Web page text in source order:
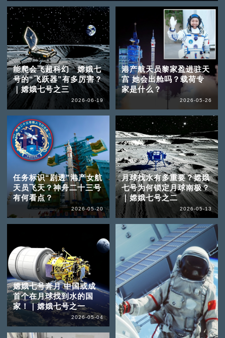
能爬会飞超科幻 嫦娥七
号的“飞跃器”有多厉害？
｜嫦娥七号之三
2026-06-19
港产航天员黎家盈进驻天
宫 她会出舱吗？载荷专
家是什么？
2026-05-26
任务标识“剧透”港产女航
天员飞天？神舟二十三号
有何看点？
2026-05-20
月球找水有多重要？嫦娥
七号为何锁定月球南极？
｜嫦娥七号之二
2026-05-13
嫦娥七号奔月 中国或成
首个在月球找到水的国
家！｜嫦娥七号之一
2026-05-04